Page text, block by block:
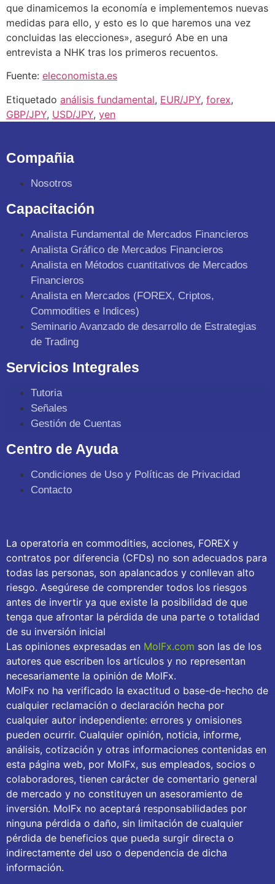
que dinamicemos la economía e implementemos nuevas
medidas para ello, y esto es lo que haremos una vez
concluidas las elecciones», aseguró Abe en una
entrevista a NHK tras los primeros recuentos.
Fuente: eleconomista.es
Etiquetado análisis fundamental, EUR/JPY, forex,
GBP/JPY, USD/JPY, yen
Compañia
Nosotros
Capacitación
Analista Fundamental de Mercados Financieros
Analista Gráfico de Mercados Financieros
Analista en Métodos cuantitativos de Mercados
Financieros
Analista en Mercados (FOREX, Criptos,
Commodities e Indices)
Seminario Avanzado de desarrollo de Estrategias
de Trading
Servicios Integrales
Tutoria
Señales
Gestión de Cuentas
Centro de Ayuda
Condiciones de Uso y Políticas de Privacidad
Contacto
La operatoria en commodities, acciones, FOREX y
contratos por diferencia (CFDs) no son adecuados para
todas las personas, son apalancados y conllevan alto
riesgo. Asegúrese de comprender todos los riesgos
antes de invertir ya que existe la posibilidad de que
tenga que afrontar la pérdida de una parte o totalidad
de su inversión inicial
Las opiniones expresadas en MolFx.com son las de los
autores que escriben los artículos y no representan
necesariamente la opinión de MolFx.
MolFx no ha verificado la exactitud o base-de-hecho de
cualquier reclamación o declaración hecha por
cualquier autor independiente: errores y omisiones
pueden ocurrir. Cualquier opinión, noticia, informe,
análisis, cotización y otras informaciones contenidas en
esta página web, por MolFx, sus empleados, socios o
colaboradores, tienen carácter de comentario general
de mercado y no constituyen un asesoramiento de
inversión. MolFx no aceptará responsabilidades por
ninguna pérdida o daño, sin limitación de cualquier
pérdida de beneficios que pueda surgir directa o
indirectamente del uso o dependencia de dicha
información.